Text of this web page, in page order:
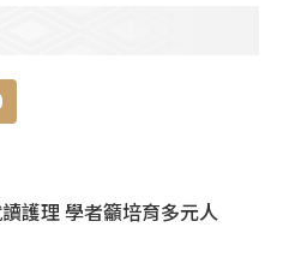
護理 學者籲培育多元人